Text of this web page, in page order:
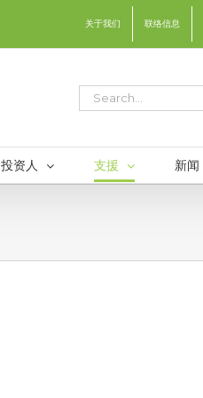
关于我们 联络信息
Search
投资人 支援 新闻